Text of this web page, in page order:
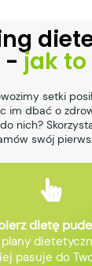
-jak to
setki
im dbać o
nich?
swój
dietę
plany
pasuje do